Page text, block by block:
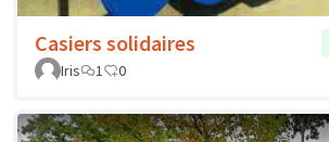
Casiers solidaires
Iris
1 0